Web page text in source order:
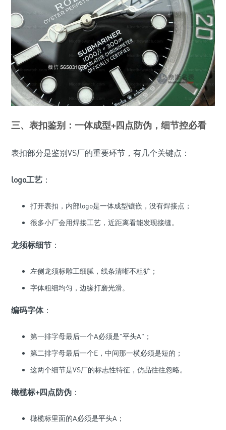
三、表扣鉴别：一体成型+四点防伪，细节控必看
表扣部分是鉴别VS厂的重要环节，有几个关键点：
logo工艺 ：
打开表扣，内部logo是一体成型镶嵌，没有焊接点；
很多小厂会用焊接工艺，近距离看能发现接缝。
龙须标细节 ：
左侧龙须标雕工细腻，线条清晰不粗犷；
字体粗细均匀，边缘打磨光滑。
编码字体：
第一排字母最后一个A必须是"平头A"；
第二排字母最后一个E，中间那一横必须是短的；
这两个细节是VS厂的标志性特征，仿品往往忽略。
橄榄标+四点防伪 ：
橄榄标里面的A必须是平头A；